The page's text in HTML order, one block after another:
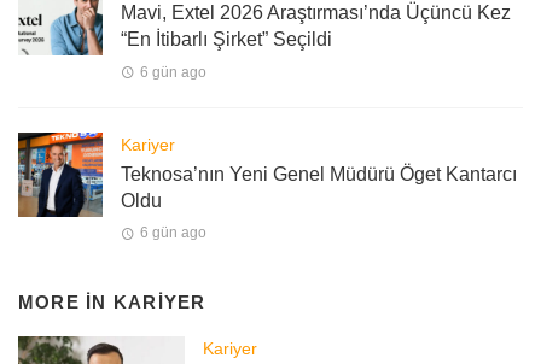
Mavi, Extel 2026 Araştırması’nda Üçüncü Kez
“En İtibarlı Şirket” Seçildi
6 gün ago
Kariyer
Teknosa’nın Yeni Genel Müdürü Öget Kantarcı
Oldu
6 gün ago
MORE IN KARIYER
Kariyer